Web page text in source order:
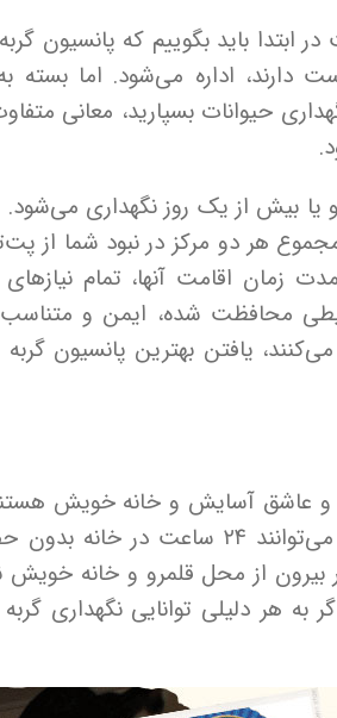
باید بگوییم که پانسیون
دارند، اداره می‌شود. اما
حیوانات بسپارید، معانی
و یا بیش از یک روز نگهداری
هر دو مرکز در نبود شما از
زمان اقامت آنها، تمام نیازهای
محافظت شده، ایمن و متناسب
یافتن بهترین پانسیون
عاشق آسایش و خانه خویش
خانه و یا قلمرو خویش بسیار حساس‌اند. گربه‌ها
از محل قلمرو و خانه خویش
هر دلیلی توانایی نگهداری